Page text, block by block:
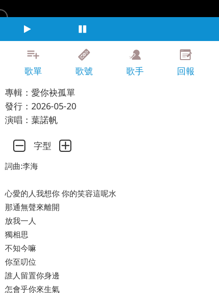
歌單 歌號 歌手
回報
專輯：愛你袂孤單
發行：2026-05-20
演唱：葉諾帆
字型
詞曲:李海
心愛的人我想你 你的笑容這呢水
那通無聲來離開
放我一人
獨相思
不知今嘛
你至叨位
誰人留置你身邊
怎會乎你來生氣